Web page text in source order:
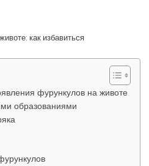
фурункулов на животе
образованиями